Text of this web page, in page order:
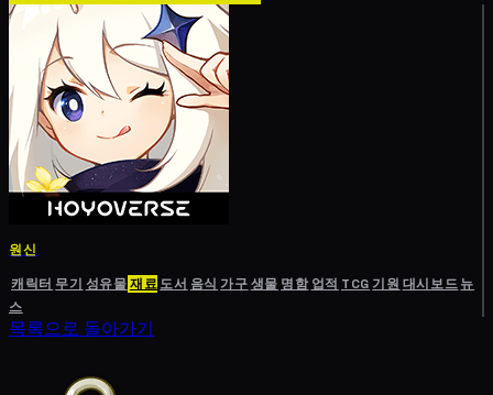
원신
캐릭터 무기 성유물재료도서 음식 가구생물 명함 업적 TCG기원 대시보드뉴
스
목록으로 돌아가기